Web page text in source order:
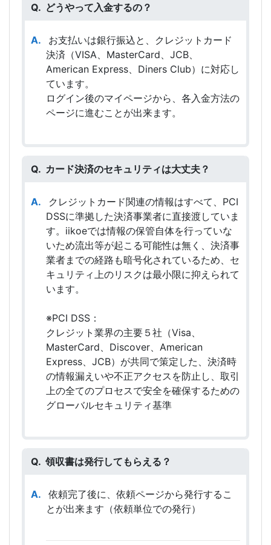
どうやって入金するの？
お支払いは銀行振込と、クレジットカード
決済（VISA、MasterCard、JCB、
American Express、Diners Club）に対応し
ています。
ログイン後のマイページから、各入金方法の
ページに進むことが出来ます。
カード決済のセキュリティは大丈夫？
クレジットカード関連の情報はすべて、PCI
DSSに準拠した決済事業者に直接渡していま
す。iikoeでは情報の保管自体を行っていな
いため流出等が起こる可能性は無く、決済事
業者までの経路も暗号化されているため、セ
キュリティ上のリスクは最小限に抑えられて
います。
※PCI DSS：
クレジット業界の主要５社（Visa、
MasterCard、Discover、American
Express、JCB）が共同で策定した、決済時
の情報漏えいや不正アクセスを防止し、取引
上の全てのプロセスで安全を確保するための
グローバルセキュリティ基準
領収書は発行してもらえる？
依頼完了後に、依頼ページから発行するこ
とが出来ます（依頼単位での発行）